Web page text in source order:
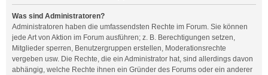
Was sind Administratoren?
Administratoren haben die umfassendsten Rechte im Forum. Sie können
jede Art von Aktion im Forum ausführen; z. B. Berechtigungen setzen,
Mitglieder sperren, Benutzergruppen erstellen, Moderationsrechte
vergeben usw. Die Rechte, die ein Administrator hat, sind allerdings davon
abhängig, welche Rechte ihnen ein Gründer des Forums oder ein anderer